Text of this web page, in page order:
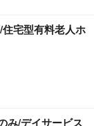
住宅型有料老人ホ
み/デイサービス